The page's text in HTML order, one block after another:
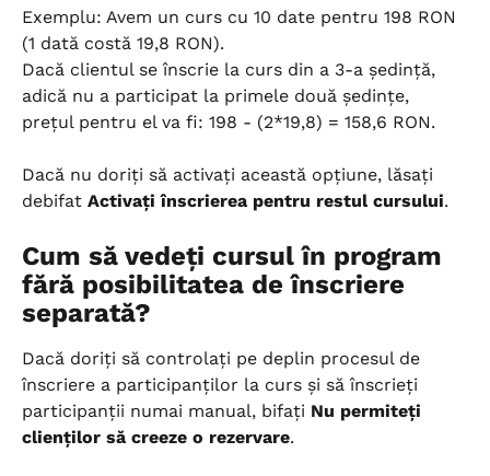
Exemplu: Avem un curs cu 10 date pentru 198 RON
(1 dată costă 19,8 RON).
Dacă clientul se înscrie la curs din a 3-a ședință,
adică nu a participat la primele două ședințe,
prețul pentru el va fi: 198 - (2*19,8) = 158,6 RON.
Dacă nu doriți să activați această opțiune, lăsați
debifat Activați înscrierea pentru restul cursului.
Cum să vedeți cursul în program
fără posibilitatea de înscriere
separată?
Dacă doriți să controlați pe deplin procesul de
înscriere a participanților la curs și să înscrieți
participanții numai manual, bifați Nu permiteți
clienților să creeze o rezervare.